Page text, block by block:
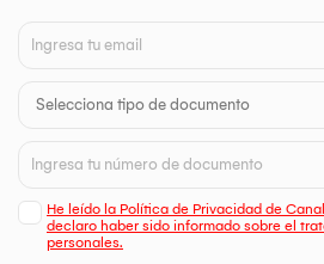
He leído la Política de Privacidad de
declaro haber sido informado sobre el
personales.